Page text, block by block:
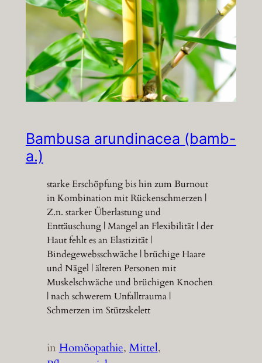
Bambusa arundinacea (bamb-
a.)
starke Erschöpfung bis hin zum Burnout
in Kombination mit Rückenschmerzen |
Z.n. starker Überlastung und
Enttäuschung | Mangel an Flexibilität | der
Haut fehlt es an Elastizität |
Bindegewebsschwäche | brüchige Haare
und Nägel | älteren Personen mit
Muskelschwäche und brüchigen Knochen
| nach schwerem Unfalltrauma |
Schmerzen im Stützskelett
inHomöopathie, Mittel